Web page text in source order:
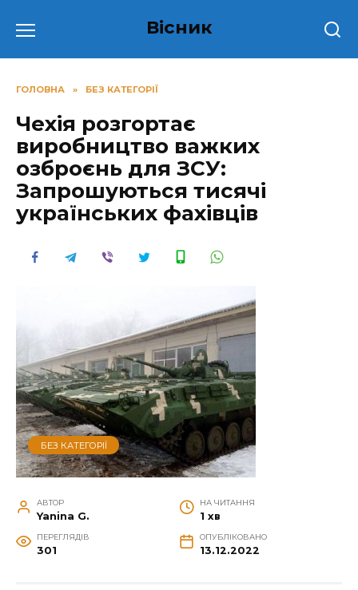
до
Вісник
ГОЛОВНА » БЕЗ КАТЕГОРІЇ
Чехія розгортає
виробництво важких
озброєнь для ЗСУ:
Запрошуються тисячі
українських фахівців
БЕЗ КАТЕГОРІЇ
АВТОР
Yanina G.
НА ЧИТАННЯ
1 хв
ПЕРЕГЛЯДІВ
301
ОПУБЛІКОВАНО
13.12.2022